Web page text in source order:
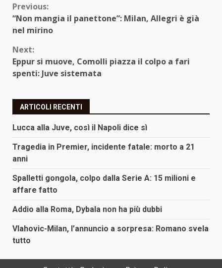
Continue
Reading
Previous:
“Non mangia il panettone”: Milan, Allegri è già
nel mirino
Next:
Eppur si muove, Comolli piazza il colpo a fari
spenti: Juve sistemata
ARTICOLI RECENTI
Lucca alla Juve, così il Napoli dice sì
Tragedia in Premier, incidente fatale: morto a 21
anni
Spalletti gongola, colpo dalla Serie A: 15 milioni e
affare fatto
Addio alla Roma, Dybala non ha più dubbi
Vlahovic-Milan, l’annuncio a sorpresa: Romano svela
tutto